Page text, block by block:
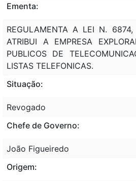
Ementa:
REGULAMENTA A LEI N.
ATRIBUI A EMPRESA
PUBLICOS DE
LISTAS TELEFONICAS.
Situação:
Revogado
Chefe de Governo:
João Figueiredo
Origem: